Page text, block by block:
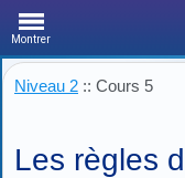
Montrer
Niveau 2 :: Cours 5
Les règles